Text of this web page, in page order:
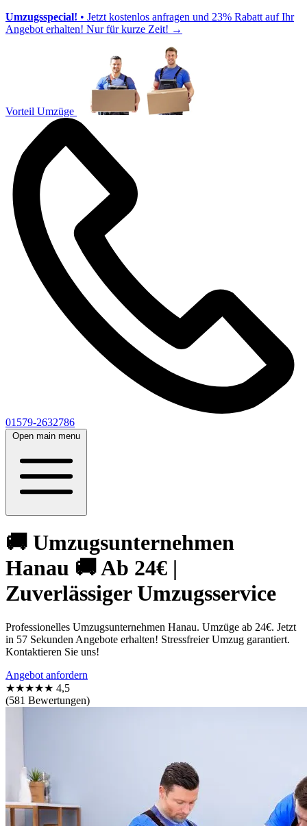
Umzugsspecial! • Jetzt kostenlos anfragen und 23% Rabatt auf Ihr
Angebot erhalten! Nur für kurze Zeit! →
Vorteil Umzüge
01579-2632786
Open main menu
🚚 Umzugsunternehmen
Hanau 🚚 Ab 24€ |
Zuverlässiger Umzugsservice
Professionelles Umzugsunternehmen Hanau. Umzüge ab 24€. Jetzt
in 57 Sekunden Angebote erhalten! Stressfreier Umzug garantiert.
Kontaktieren Sie uns!
Angebot anfordern
★★★★★ 4,5
(581 Bewertungen)